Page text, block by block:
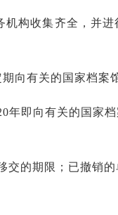
构收集齐全，并
向有关的国家档案
即向有关的国家
的期限；已撤销